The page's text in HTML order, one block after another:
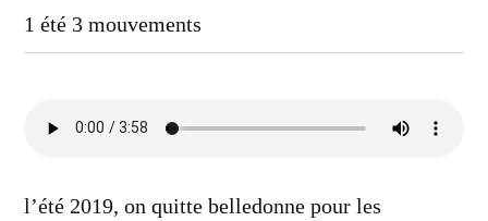
1 été 3 mouvements
l’été 2019, on quitte belledonne pour les